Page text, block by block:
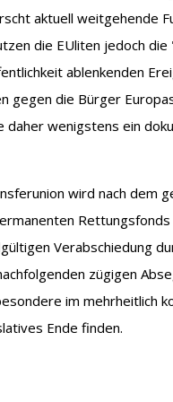
aktuell weitgehende
die EUliten jedoch die
ablenkenden
gegen die Bürger
daher wenigstens ein
wird nach dem
Rettungsfonds
Verabschiedung
zügigen
im mehrheitlich
Ende finden.